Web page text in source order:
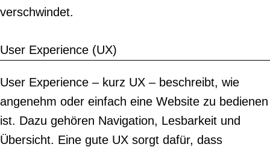
verschwindet.
User Experience (UX)
User Experience – kurz UX – beschreibt, wie
angenehm oder einfach eine Website zu bedienen
ist. Dazu gehören Navigation, Lesbarkeit und
Übersicht. Eine gute UX sorgt dafür, dass